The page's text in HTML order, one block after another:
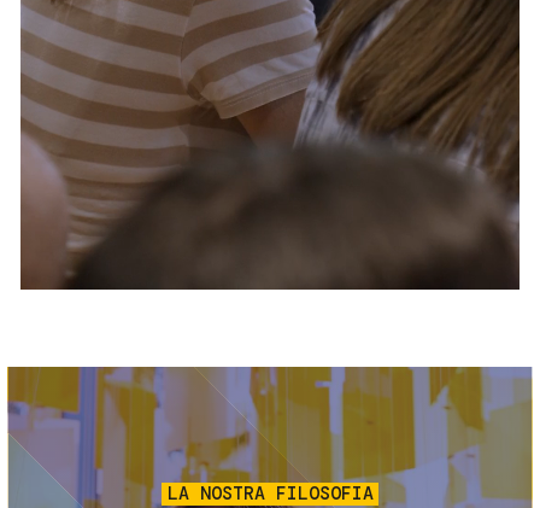
Servizi e accessibilità
Contatti
FAQ
Biglietti
Immagine
LA NOSTRA FILOSOFIA